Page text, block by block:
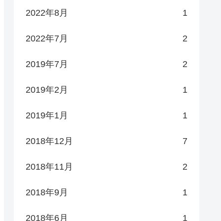
2022年8月 1
2022年7月 2
2019年7月 2
2019年2月 1
2019年1月 1
2018年12月 7
2018年11月 2
2018年9月 1
2018年6月 1